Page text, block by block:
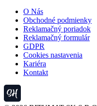
O Nás
Obchodné podmienky
Reklamačný poriadok
Reklamačný formulár
GDPR
Cookies nastavenia
Kariéra
Kontakt